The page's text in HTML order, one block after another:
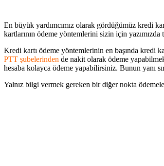
En büyük yardımcımız olarak gördüğümüz kredi
kartlarının ödeme yöntemlerini sizin için yazımızda
Kredi kartı ödeme yöntemlerinin en başında kredi
PTT şubelerinden de nakit olarak ödeme
hesaba kolayca ödeme yapabilirsiniz. Bunun yanı
Yalnız bilgi vermek gereken bir diğer nokta